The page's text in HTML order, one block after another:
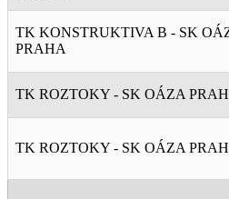
TK KONSTRUKTIVA B - SK
PRAHA
TK ROZTOKY - SK OÁZA
TK ROZTOKY - SK OÁZA